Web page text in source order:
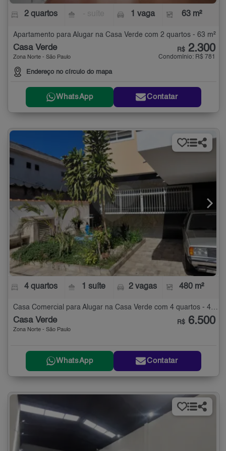
2 quartos 1 vaga 63 m²
Apartamento para Alugar na Casa Verde com 2 quartos - 63 m²
Casa Verde
Zona Norte - São Paulo
Endereço no círculo do mapa
R$ 2.300
Condomínio: R$ 781
WhatsApp Contatar
4 quartos 1 suíte 2 vagas 480 m²
Casa Verde
Zona Norte - São Paulo
R$ 6.500
WhatsApp Contatar